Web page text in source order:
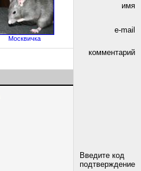
Москвичка
имя
e-mail
комментарий
Введите код
подтверждение